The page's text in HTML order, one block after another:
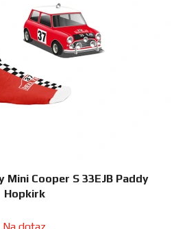
Mini Cooper S 33EJB Paddy
Hopkirk